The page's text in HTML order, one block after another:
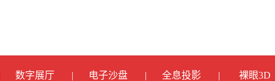
数字展厅 电子沙盘 全息投影 裸眼3D